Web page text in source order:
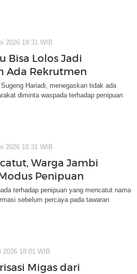
2026 19:31 WIB
Bisa Lolos Jadi
Ada Rekrutmen
Hariadi, menegaskan tidak ada
diminta waspada terhadap penipuan
2026 16:31 WIB
Warga Jambi
Penipuan
terhadap penipuan yang mencatut nama
sebelum percaya pada tawaran
2026 18:01 WIB
Migas dari